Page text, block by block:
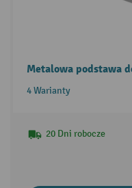
Metalowa podstawa
4 Warianty
20 Dni robocze